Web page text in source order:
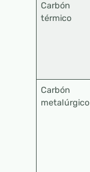
Carbón
térmico
Carbón
metalúrgico